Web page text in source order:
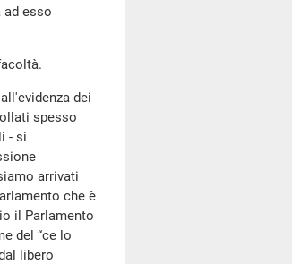
ad esso
dei
spesso
- si
arrivati
che è
il Parlamento
del “ce lo
libero